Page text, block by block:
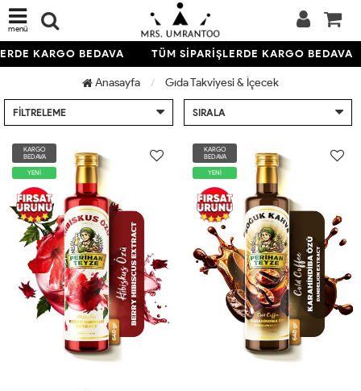
menü
KARGO BEDAVA TÜM SİPARİŞLERDE KARGO BEDAVA
Anasayfa Gıda Takviyesi & İçecek
FILTRELEME SIRALA
KARGO
BEDAVA
YENİ
KARGO
BEDAVA
YENİ